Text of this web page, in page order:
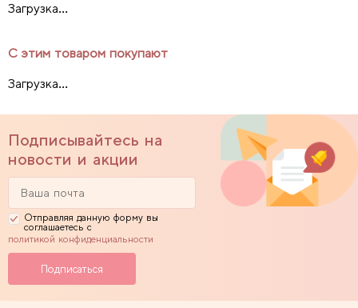
Загрузка...
С этим товаром покупают
Загрузка...
Подписывайтесь на
новости и акции
Отправляя данную форму вы
соглашаетесь с
политикой конфиденциальности